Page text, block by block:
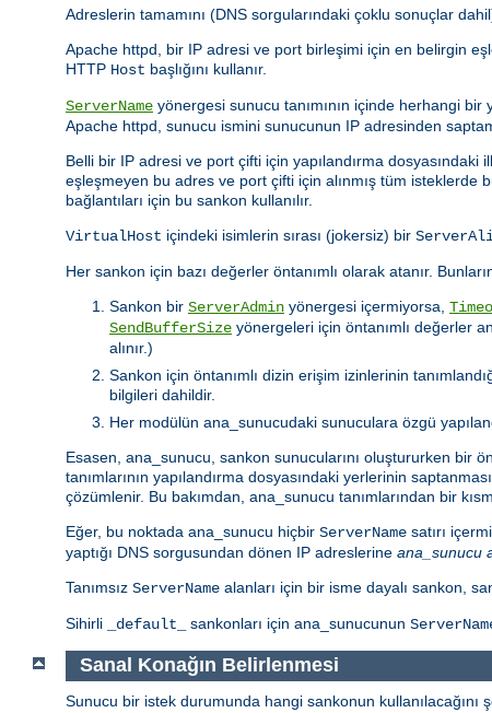
Adreslerin tamamını (DNS sorgularındaki çoklu sonuçlar
Apache httpd, bir IP adresi ve port birleşimi için en belirgin
HTTP Host başlığını kullanır.
ServerName yönergesi sunucu tanımının içinde herhangi
Apache httpd, sunucu ismini sunucunun IP adresinden
Belli bir IP adresi ve port çifti için yapılandırma
eşleşmeyen bu adres ve port çifti için alınmış tüm isteklerde
bağlantıları için bu sankon kullanılır.
VirtualHost içindeki isimlerin sırası (jokersiz) bir
Her sankon için bazı değerler öntanımlı olarak atanır.
Sankon bir ServerAdmin yönergesi içermiyorsa,
SendBufferSize yönergeleri için öntanımlı değerler
alınır.)
Sankon için öntanımlı dizin erişim izinlerinin
bilgileri dahildir.
Her modülün ana_sunucudaki sunuculara özgü
Esasen, ana_sunucu, sankon sunucularını oluştururken bir
tanımlarının yapılandırma dosyasındaki yerlerinin
çözümlenir. Bu bakımdan, ana_sunucu tanımlarından bir
Eğer, bu noktada ana_sunucu hiçbir ServerName satırı
yaptığı DNS sorgusundan dönen IP adreslerine ana_sunucu
Tanımsız ServerName alanları için bir isme dayalı sankon,
Sihirli _default_ sankonları için ana_sunucunun
Sanal Konağın Belirlenmesi
Sunucu bir istek durumunda hangi sankonun kullanılacağını